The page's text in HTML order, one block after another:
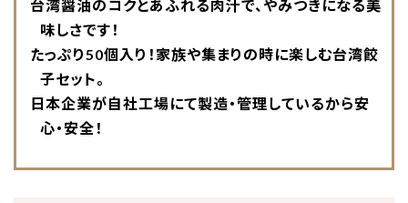
台湾醤油のコクとあふれる肉汁で、やみつきになる美
味しさです！
たっぷり50個入り！家族や集まりの時に楽しむ台湾餃
子セット。
日本企業が自社工場にて製造・管理しているから安
心・安全！